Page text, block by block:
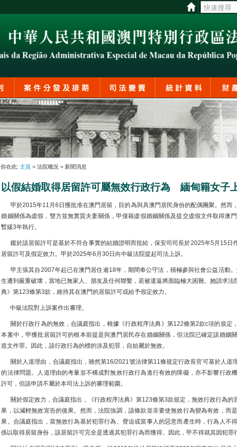
你在此:主頁 > 法院概況 > 新聞消息
以假結婚取得居留許可屬無效行政行為 緬甸籍女子
甲於2015年11月6日獲批准在澳門居留，目的為與具澳門居民身份的配偶團聚。然而
婚姻關係為虛假，雙方並無實質夫妻關係，甲僅藉虛假婚姻關係及提交虛假文件取得澳
暫緩3年執行。
鑑於該居留許可是基於不符合事實的結婚證明而批給，保安司司長於2025年5月15
居留許可及假定效力。甲於2025年6月30日向中級法院提起司法上訴。
甲主張其自2007年起已在澳門居住逾18年，期間奉公守法，積極參與社會公益活動
生遭到嚴重破壞，當地已無家人、朋友及任何聯繫，若被遣返將面臨極大困難。她請求
典》第123條第3款，維持其在澳門的居留許可或給予假定效力。
中級法院對上訴案作出審理。
關於行政行為的無效，合議庭指出，根據《行政程序法典》第122條第2款c項的規定
本案中，甲獲批居留許可的根本前提是與澳門居民存在婚姻關係，但法院已確定該婚姻
造文件罪。因此，該行政行為的標的涉及犯罪，自始屬於無效。
關於人道理由，合議庭指出，雖然第16/2021號法律第11條規定行政長官可基於人道
的法律問題。人道理由的考量並不構成對無效行政行為進行有效的障礙，亦不影響行政
許可，但該申請不屬於本司法上訴的審理範圍。
關於假定效力，合議庭指出，《行政程序法典》第123條第3款規定，無效行政行為
果，以減輕無效宣告的後果。然而，法院強調，該條款並非要使無效行為變為有效，而
果。合議庭指出，當無效行為基於犯罪行為、脅迫或當事人的惡意而產生時，行為人不
係以取得居留身份，該居留許可完全是透過其犯罪行為而獲得。因此，甲不得就其因犯罪